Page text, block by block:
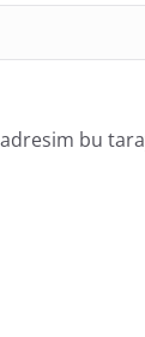
bu